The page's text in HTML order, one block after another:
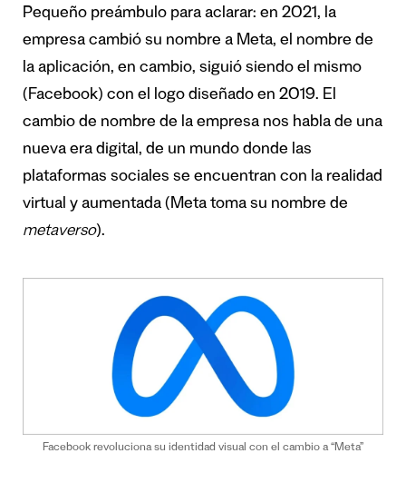
Pequeño preámbulo para aclarar: en 2021, la
empresa cambió su nombre a Meta, el nombre de
la aplicación, en cambio, siguió siendo el mismo
(Facebook) con el logo diseñado en 2019. El
cambio de nombre de la empresa nos habla de una
nueva era digital, de un mundo donde las
plataformas sociales se encuentran con la realidad
virtual y aumentada (Meta toma su nombre de
metaverso).
Facebook revoluciona su identidad visual con el cambio a “Meta”